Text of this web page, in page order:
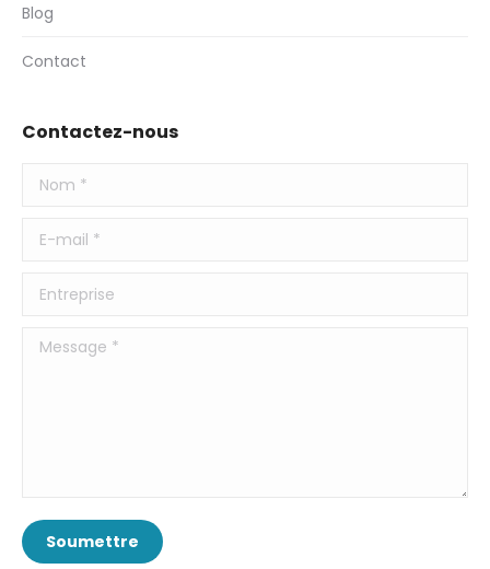
Blog
Contact
Contactez-nous
Nom *
E-mail *
Entreprise
Message *
Soumettre